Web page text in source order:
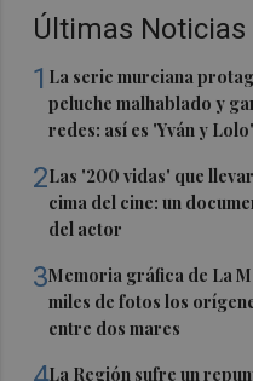
Últimas Noticias
1 La serie murciana
peluche malhablado y
redes: así es 'Yván y Lolo'
2Las '200 vidas' que
cima del cine: un
del actor
3Memoria gráfica de La
miles de fotos los
entre dos mares
La Región sufre un